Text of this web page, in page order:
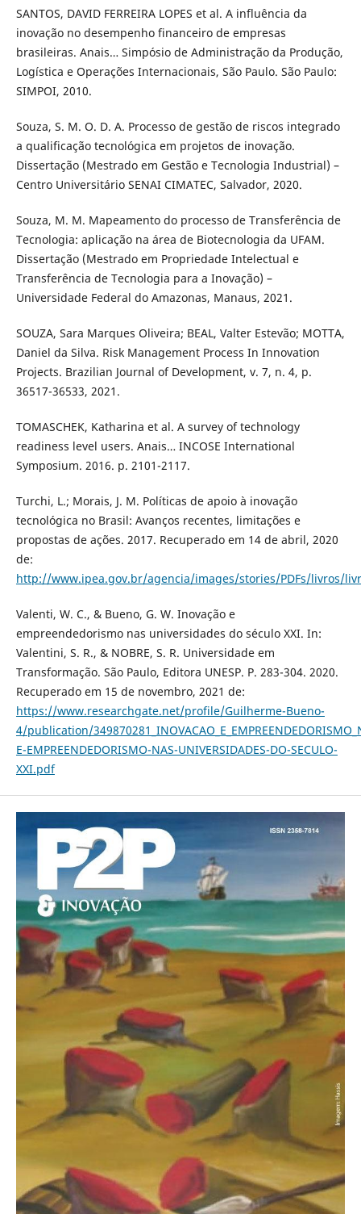
SANTOS, DAVID FERREIRA LOPES et al. A influência da
inovação no desempenho financeiro de empresas
brasileiras. Anais… Simpósio de Administração da Produção,
Logística e Operações Internacionais, São Paulo. São Paulo:
SIMPOI, 2010.
Souza, S. M. O. D. A. Processo de gestão de riscos integrado
a qualificação tecnológica em projetos de inovação.
Dissertação (Mestrado em Gestão e Tecnologia Industrial) –
Centro Universitário SENAI CIMATEC, Salvador, 2020.
Souza, M. M. Mapeamento do processo de Transferência de
Tecnologia: aplicação na área de Biotecnologia da UFAM.
Dissertação (Mestrado em Propriedade Intelectual e
Transferência de Tecnologia para a Inovação) –
Universidade Federal do Amazonas, Manaus, 2021.
SOUZA, Sara Marques Oliveira; BEAL, Valter Estevão; MOTTA,
Daniel da Silva. Risk Management Process In Innovation
Projects. Brazilian Journal of Development, v. 7, n. 4, p.
36517-36533, 2021.
TOMASCHEK, Katharina et al. A survey of technology
readiness level users. Anais… INCOSE International
Symposium. 2016. p. 2101-2117.
Turchi, L.; Morais, J. M. Políticas de apoio à inovação
tecnológica no Brasil: Avanços recentes, limitações e
propostas de ações. 2017. Recuperado em 14 de abril, 2020
de:
http://www.ipea.gov.br/agencia/images/stories/PDFs/livros/
Valenti, W. C., & Bueno, G. W. Inovação e
empreendedorismo nas universidades do século XXI. In:
Valentini, S. R., & NOBRE, S. R. Universidade em
Transformação. São Paulo, Editora UNESP. P. 283-304. 2020.
Recuperado em 15 de novembro, 2021 de:
https://www.researchgate.net/profile/Guilherme-Bueno-
4/publication/
E-EMPREENDEDORISMO-NAS-UNIVERSIDADES-DO-SECULO-
XXI.pdf